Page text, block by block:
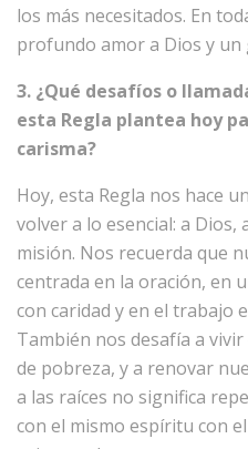
los más necesitados. En
profundo amor a Dios y un
3. ¿Qué desafíos o
esta Regla plantea hoy
carisma?
Hoy, esta Regla nos hace
volver a lo esencial: a Dios,
misión. Nos recuerda que
centrada en la oración, en
con caridad y en el trabajo
También nos desafía a
de pobreza, y a renovar
a las raíces no significa
con el mismo espíritu con